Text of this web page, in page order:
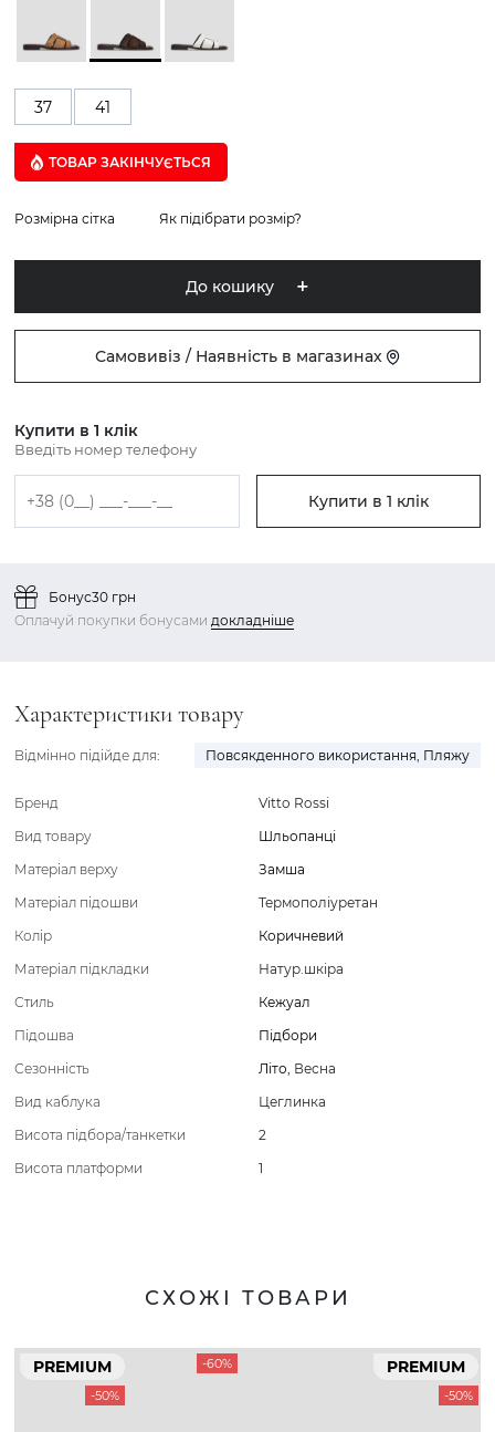
37 41
ТОВАР ЗАКІНЧУЄTЬСЯ
Розмірна сітка Як підібрати розмір?
До кошику
Самовивіз / Наявність в магазинах
Купити в 1 клік
Введіть номер телефону
Купити в 1 клік
Бонус30 грн
Оплачуй покупки бонусами докладніше
Характеристики товару
Відмінно підійде для: Повсякденного використання, Пляжу
Бренд
Vitto Rossi
Вид товару
Шльопанці
Матеріал верху
Замша
Матеріал підошви
Термополіуретан
Колір
Коричневий
Матеріал підкладки
Натур.шкіра
Стиль
Кежуал
Підошва
Підбори
Сезонність
Літо, Весна
Вид каблука
Цеглинка
Висота підбора/танкетки
2
Висота платформи
1
СХОЖІ ТОВАРИ
PREMIUM
-50%
-60% PREMIUM
-50%